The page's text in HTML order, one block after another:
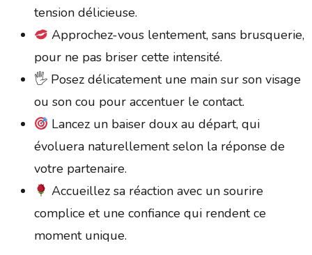
tension délicieuse.
Approchez-vous lentement, sans brusquerie,
pour ne pas briser cette intensité.
🖐️ Posez délicatement une main sur son visage
ou son cou pour accentuer le contact.
Lancez un baiser doux au départ, qui
évoluera naturellement selon la réponse de
votre partenaire.
Accueillez sa réaction avec un sourire
complice et une confiance qui rendent ce
moment unique.